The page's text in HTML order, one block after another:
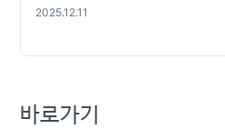
2025.12.11
바로가기